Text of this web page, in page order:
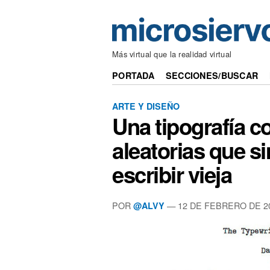
Más virtual que la realidad virtual
PORTADA SECCIONES/BUSCAR
ARTE Y DISEÑO
Una tipografía
aleatorias que
escribir vieja
POR @ALVY — 12 DE FEBRERO DE